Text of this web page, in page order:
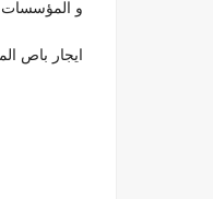
و المؤسسات .لذلك ايجار باص ,
ايجار باص